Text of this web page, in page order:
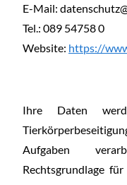
E-Mail:
Tel.: 089 54758 0
Website: https://
Ihre Daten
Aufgaben
Rechtsgrundlage